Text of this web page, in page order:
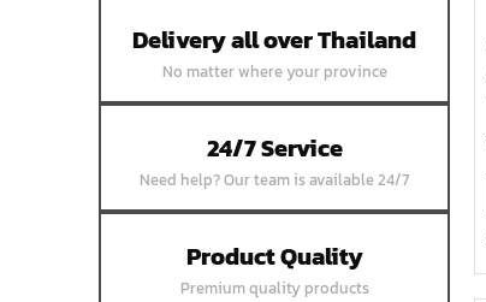
RF
หน้าแปลนเชื่อมบอด SUS304 JEF PN16
หน้าแปลนเชื่อมบอด SUS304 JEF PN10
หน้าแปลนเชื่อมบอด SUS304 JEF 5K FF
Delivery all over Thailand
No matter where your province
24/7 Service
Need help? Our team is available 24/7
Product Quality
Premium quality products